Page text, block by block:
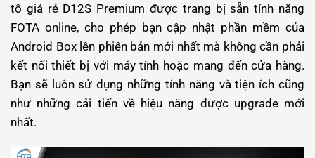
tô giá rẻ D12S Premium được trang bị sẵn tính năng
FOTA online, cho phép bạn cập nhật phần mềm của
Android Box lên phiên bản mới nhất mà không cần phải
kết nối thiết bị với máy tính hoặc mang đến cửa hàng.
Bạn sẽ luôn sử dụng những tính năng và tiện ích cũng
như những cải tiến về hiệu năng được upgrade mới
nhất.